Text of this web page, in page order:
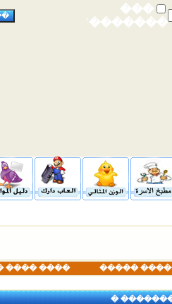
���
�������ʿ
�������
������
� ������